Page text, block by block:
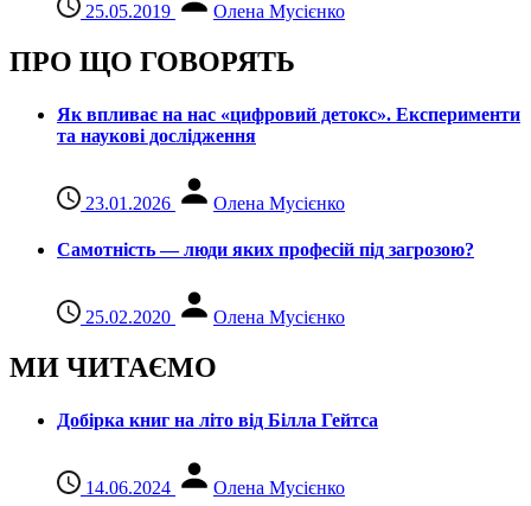
25.05.2019 Олена Мусієнко
ПРО ЩО ГОВОРЯТЬ
Як впливає на нас «цифровий детокс». Експерименти
та наукові дослідження
23.01.2026 Олена Мусієнко
Самотність — люди яких професій під загрозою?
25.02.2020 Олена Мусієнко
МИ ЧИТАЄМО
Добірка книг на літо від Білла Гейтса
14.06.2024 Олена Мусієнко